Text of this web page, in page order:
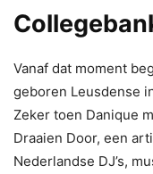
Vanaf dat moment
geboren Leusdense
Zeker toen Danique
Draaien Door, een
Nederlandse DJ’s,